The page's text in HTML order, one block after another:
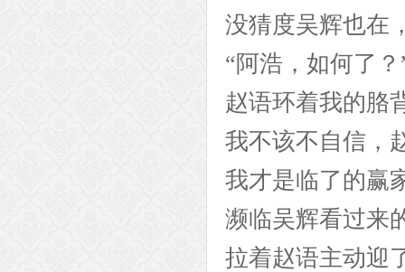
没猜度吴辉也在
“阿浩，如何了？
赵语环着我的胳
我不该不自信，
我才是临了的赢
濒临吴辉看过来
拉着赵语主动迎